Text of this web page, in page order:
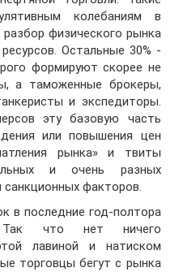
колебаниям в
физического рынка
Остальные 30% -
формируют скорее не
а таможенные брокеры,
и экспедиторы.
эту базовую часть
или повышения цен
рынка» и твиты
и очень разных
санкционных факторов.
в последние год-полтора
Так что нет ничего
лавиной и натиском
торговцы бегут с рынка